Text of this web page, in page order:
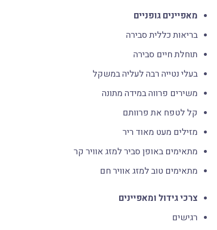
מאפיינים גופניים
בריאות כללית סבירה
תוחלת חיים סבירה
בעלי נטייה רבה לעליה במשקל
משירים פרווה במידה מתונה
קל לטפח את פרוותם
מזילים מעט מאוד ריר
מתאימים באופן סביר למזג אוויר קר
מתאימים טוב למזג אוויר חם
צרכי גידול ומאפיינים
רגישים